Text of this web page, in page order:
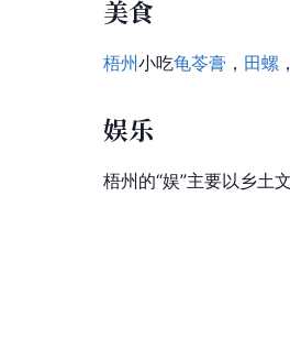
美食
梧州小吃龟苓膏 ， 田螺
娱乐
梧州的“娱”主要以乡土